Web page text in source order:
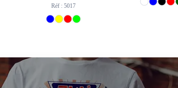
Réf : 5017